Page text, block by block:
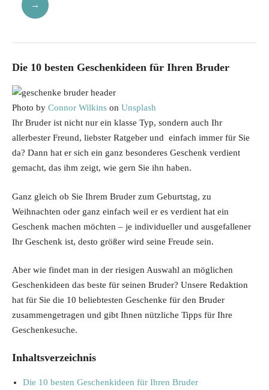
→
Die 10 besten Geschenkideen für Ihren Bruder
Photo by Connor Wilkins on Unsplash
Ihr Bruder ist nicht nur ein klasse Typ, sondern auch Ihr
allerbester Freund, liebster Ratgeber und einfach immer für Sie
da? Dann hat er sich ein ganz besonderes Geschenk verdient
gemacht, das ihm zeigt, wie gern Sie ihn haben.
Ganz gleich ob Sie Ihrem Bruder zum Geburtstag, zu
Weihnachten oder ganz einfach weil er es verdient hat ein
Geschenk machen möchten – je individueller und ausgefallener
Ihr Geschenk ist, desto größer wird seine Freude sein.
Aber wie findet man in der riesigen Auswahl an möglichen
Geschenkideen das beste für seinen Bruder? Unsere Redaktion
hat für Sie die 10 beliebtesten Geschenke für den Bruder
zusammengetragen und gibt Ihnen nützliche Tipps für Ihre
Geschenkesuche.
Inhaltsverzeichnis
Die 10 besten Geschenkideen für Ihren Bruder